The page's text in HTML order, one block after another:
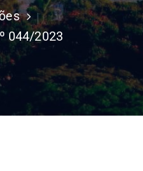
044/2023